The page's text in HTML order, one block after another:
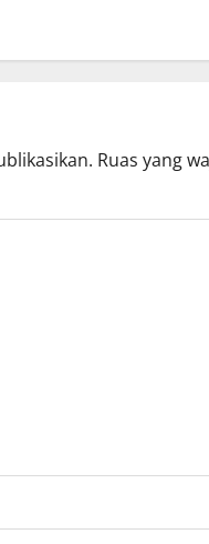
Ruas yang